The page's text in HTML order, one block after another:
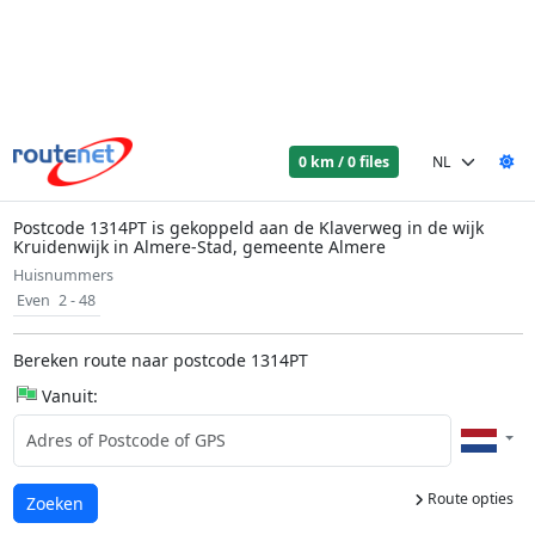
0 km / 0 files
Postcode 1314PT is gekoppeld aan de Klaverweg in de wijk
Kruidenwijk in Almere-Stad, gemeente Almere
Huisnummers
Even 2 - 48
Bereken route naar postcode 1314PT
Vanuit:
Route opties
Laden...
Zoeken